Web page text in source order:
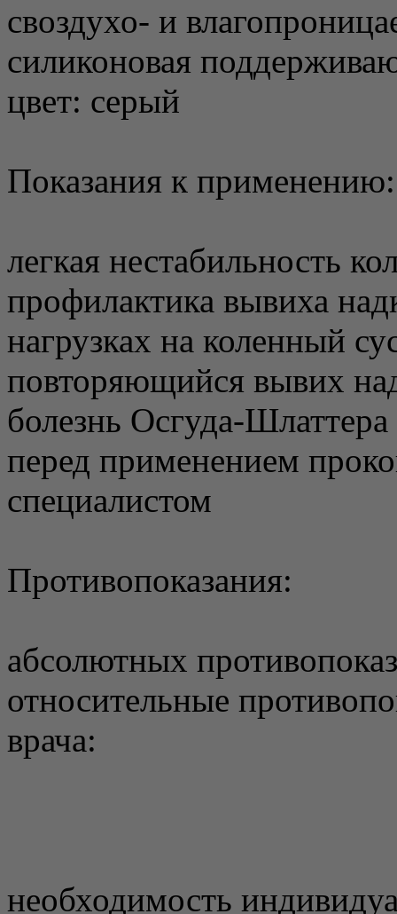
своздухо- и
силиконовая
цвет: серый
Показания к применению:
легкая нестабильность
профилактика вывиха
нагрузках на коленный
повторяющийся вывих
болезнь Осгуда-Шлаттера
перед применением
специалистом
Противопоказания:
абсолютных
относительные
врача:
необходимость